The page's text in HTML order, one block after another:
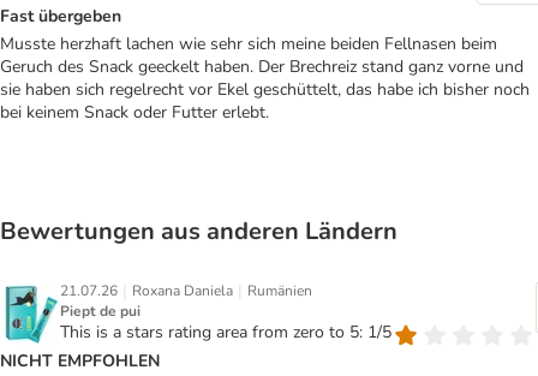
Fast übergeben
Musste herzhaft lachen wie sehr sich meine beiden Fellnasen beim
Geruch des Snack geeckelt haben. Der Brechreiz stand ganz vorne und
sie haben sich regelrecht vor Ekel geschüttelt, das habe ich bisher noch
bei keinem Snack oder Futter erlebt.
Bewertungen aus anderen Ländern
21.07.26 | Roxana Daniela | Rumänien
Piept de pui
This is a stars rating area from zero to 5: 1/5
NICHT EMPFOHLEN